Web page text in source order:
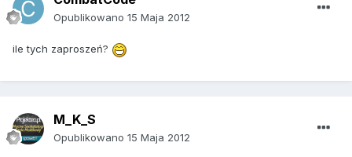
Opublikowano 15 Maja 2012
ile tych zaproszeń?
M_K_S
Opublikowano 15 Maja 2012